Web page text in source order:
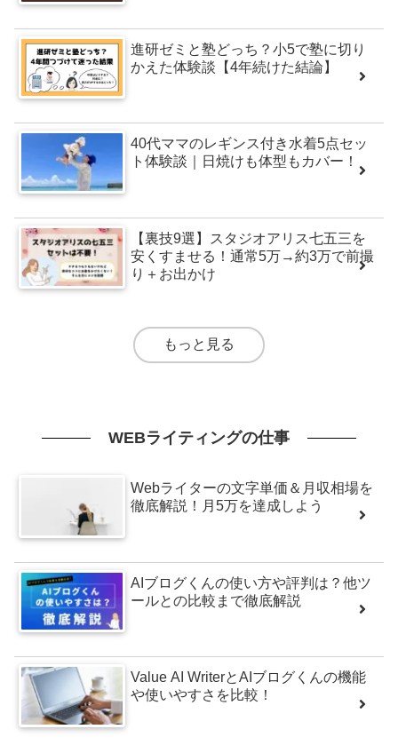
進研ゼミと塾どっち？小5で塾に切り
かえた体験談【4年続けた結論】
40代ママのレギンス付き水着5点セッ
ト体験談｜日焼けも体型もカバー！
【裏技9選】スタジオアリス七五三を
安くすませる！通常5万→約3万で前撮
り＋お出かけ
もっと見る
WEBライティングの仕事
Webライターの文字単価＆月収相場を
徹底解説！月5万を達成しよう
AIブログくんの使い方や評判は？他ツ
ールとの比較まで徹底解説
Value AI WriterとAIブログくんの機能
や使いやすさを比較！